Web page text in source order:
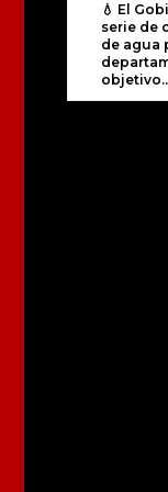
💧 El
serie de
de agua